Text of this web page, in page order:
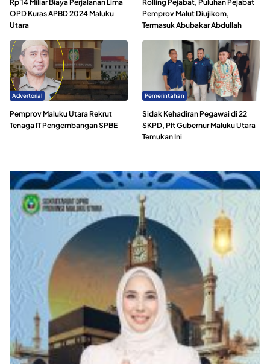
Rp 14 Miliar Biaya Perjalanan Lima
OPD Kuras APBD 2024 Maluku
Utara
Rolling Pejabat, Puluhan Pejabat
Pemprov Malut Diujikom,
Termasuk Abubakar Abdullah
Advertorial
Pemprov Maluku Utara Rekrut
Tenaga IT Pengembangan SPBE
Pemerintahan
Sidak Kehadiran Pegawai di 22
SKPD, Plt Gubernur Maluku Utara
Temukan Ini